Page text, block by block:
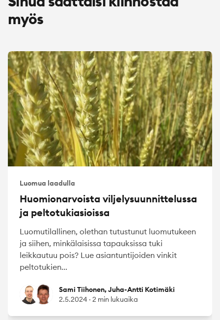
myös
Luomua laadulla
Huomionarvoista viljelysuunnittelussa
ja peltotukiasioissa
Luomutilallinen, olethan tutustunut luomutukeen
ja siihen, minkälaisissa tapauksissa tuki
leikkautuu pois? Lue asiantuntijoiden vinkit
peltotukien...
Sami Tiihonen
Juha-Antti Kotimäki
Sami Tiihonen, Juha-Antti Kotimäki
2.5.2024 · 2 min lukuaika